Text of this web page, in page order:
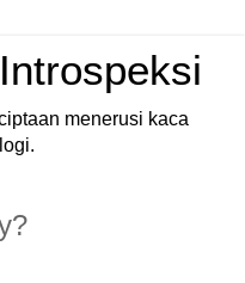
menerusi kaca